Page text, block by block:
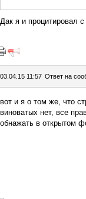
Дак я и процитировал
03.04.15 11:57 Ответ на
вот и я о том же, что
виноватых нет, все
обнажать в открытом